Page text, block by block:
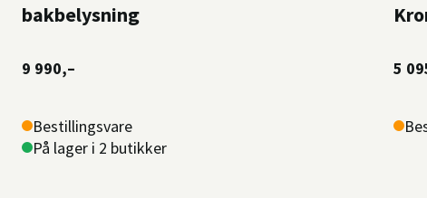
bakbelysning
9 990,–
Bestillingsvare
På lager i 2 butikker
5